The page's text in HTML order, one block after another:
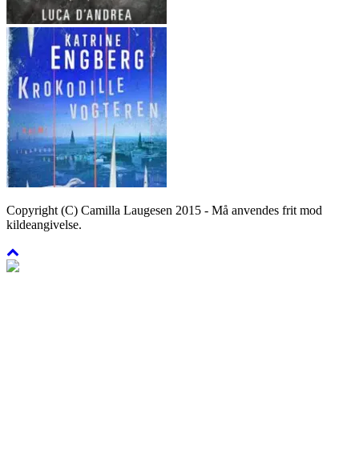
Copyright (C) Camilla Laugesen 2015 - Må anvendes frit mod
kildeangivelse.